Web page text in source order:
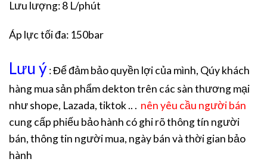
Lưu lượng: 8 L/phút
Áp lực tối đa: 150bar
Lưu ý: Để đảm bảo quyền lợi của mình, Qúy khách
hàng mua sản phẩm dekton trên các sàn thương mại
như shope, Lazada, tiktok .. . nên yêu cầu người bán
cung cấp phiếu bảo hành có ghi rõ thông tín người
bán, thông tin người mua, ngày bán và thời gian bảo
hành